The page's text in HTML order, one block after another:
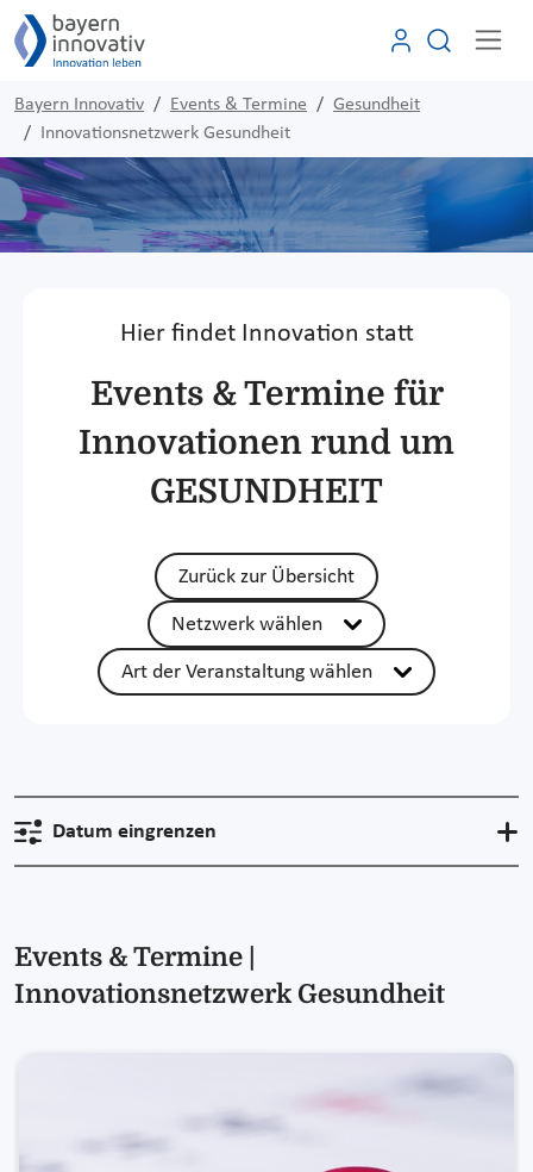
Bayern Innovativ Events & Termine
Gesundheit
Innovationsnetzwerk Gesundheit
Hier findet Innovation statt
Events & Termine für
Innovationen rund um
GESUNDHEIT
Zurück zur Übersicht
Netzwerk wählen
Art der Veranstaltung wählen
Datum eingrenzen
Events & Termine |
Innovationsnetzwerk Gesundheit